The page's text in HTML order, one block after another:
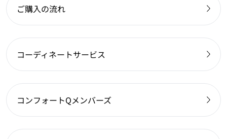
ご購入の流れ
コーディネートサービス
コンフォートQメンバーズ